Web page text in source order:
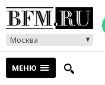
Москва
МЕНЮ